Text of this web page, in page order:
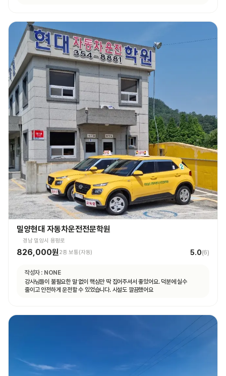
밀양현대 자동차운전전문학원
경남 밀양시 용평로
826,000원2종 보통(자동) 5.0(6)
작성자 : NONE
강사님들이 불필요한 말 없이 핵심만 딱 집어주셔서 좋았어요. 덕분에 실수
줄이고 안전하게 운전할 수 있었습니다. 시설도 깔끔했어요